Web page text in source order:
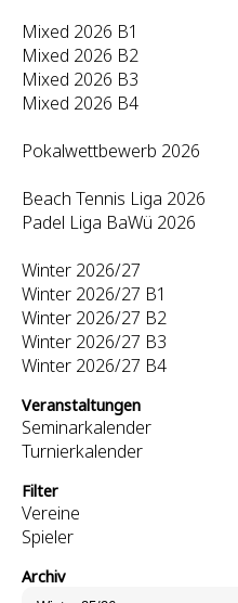
Mixed 2026 B1
Mixed 2026 B2
Mixed 2026 B3
Mixed 2026 B4
Pokalwettbewerb 2026
Beach Tennis Liga 2026
Padel Liga BaWü 2026
Winter 2026/27
Winter 2026/27 B1
Winter 2026/27 B2
Winter 2026/27 B3
Winter 2026/27 B4
Veranstaltungen
Seminarkalender
Turnierkalender
Filter
Vereine
Spieler
Archiv